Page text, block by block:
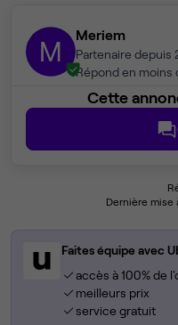
M Meriem
Partenaire depuis
Répond en moins
Cette
Dernière
Faites équipe avec
accès à 100% de
meilleurs prix
service gratuit